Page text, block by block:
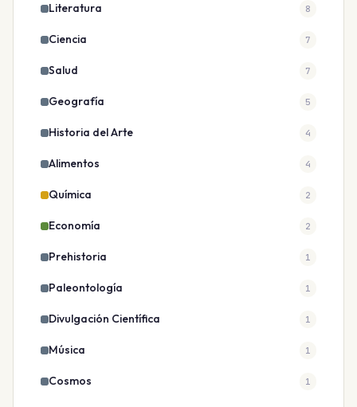
Literatura 8
Ciencia 7
Salud 7
Geografía 5
Historia del Arte 4
Alimentos 4
Química 2
Economía 2
Prehistoria 1
Paleontología 1
Divulgación Científica 1
Música 1
Cosmos 1